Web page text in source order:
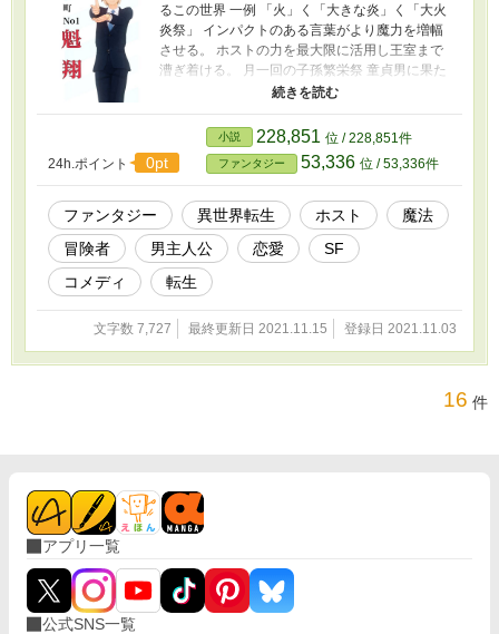
るこの世界 一例 「火」く「大きな炎」く「大火
炎祭」 インパクトのある言葉がより魔力を増幅
させる。 ホストの力を最大限に活用し王室まで
漕ぎ着ける。 月一回の子孫繁栄祭 童貞男に果た
して性行為ができるのか。 繁栄の証を手に入れ
なければ斬首刑が待っている。 転生した最下級
の種族ミックスの生活エリアから、這い上がり
王室まで漕ぎ着けた物語。
24h.ポイント
0pt
小説 228,851 位 / 228,851件
ファンタジー 53,336 位 / 53,336件
ファンタジー 異世界転生 ホスト
魔法
冒険者
男主人公 恋愛
SF
コメディ
転生
文字数 7,727 最終更新日 2021.11.15 登録日 2021.11.03
16 件
アプリ一覧
公式SNS一覧